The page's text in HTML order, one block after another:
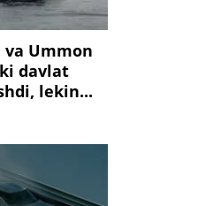
va Ummon
davlat
lekin...